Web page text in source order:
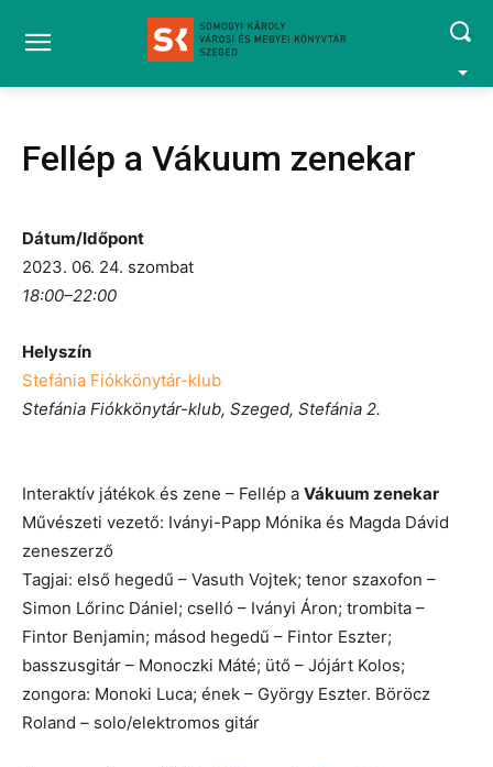
Fellép a Vákuum zenekar
Dátum/Időpont
2023. 06. 24. szombat
18:00–22:00
Helyszín
Stefánia Fiókkönytár-klub
Stefánia Fiókkönytár-klub, Szeged, Stefánia 2.
Interaktív játékok és zene – Fellép a Vákuum zenekar
Művészeti vezető: Iványi-Papp Mónika és Magda Dávid
zeneszerző
Tagjai: első hegedű – Vasuth Vojtek; tenor szaxofon –
Simon Lőrinc Dániel; cselló – Iványi Áron; trombita –
Fintor Benjamin; másod hegedű – Fintor Eszter;
basszusgitár – Monoczki Máté; ütő – Jójárt Kolos;
zongora: Monoki Luca; ének – György Eszter. Böröcz
Roland – solo/elektromos gitár